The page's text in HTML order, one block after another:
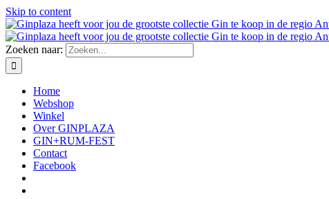
Skip to content
Zoeken naar:
Home
Webshop
Winkel
Over GINPLAZA
GIN+RUM-FEST
Contact
Facebook